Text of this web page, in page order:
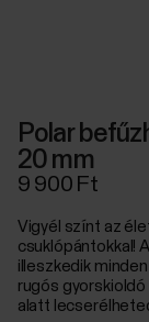
Polar
20 mm
9 900 Ft
Vigyél színt az
csuklópántokkal!
illeszkedik
rugós
alatt